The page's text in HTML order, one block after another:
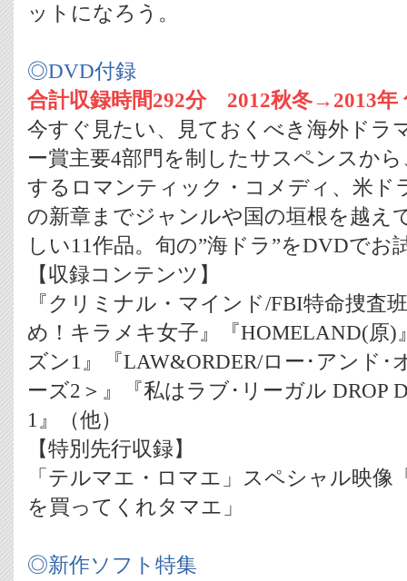
ットになろう。
◎DVD付録
合計収録時間292分 2012秋冬→2013年
今すぐ見たい、見ておくべき海外ドラ
ー賞主要4部門を制したサスペンスか
するロマンティック・コメディ、米ド
の新章までジャンルや国の垣根を越え
しい11作品。旬の”海ドラ”をDVDでお
【収録コンテンツ】
『クリミナル・マインド/FBI特命捜査
め！キラメキ女子』『HOMELAND(
ズン1』『LAW&ORDER/ロー･アンド･
ーズ2＞』『私はラブ･リーガル DROP
1』（他）
【特別先行収録】
「テルマエ・ロマエ」スペシャル映像
を買ってくれタマエ」
◎新作ソフト特集